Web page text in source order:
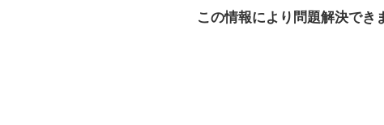
この情報により問題解決でき